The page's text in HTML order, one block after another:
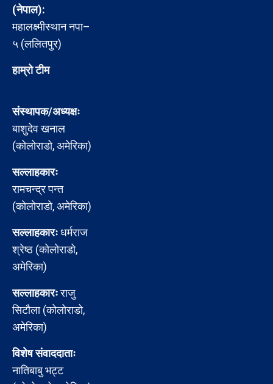
(नेपाल):
महालक्ष्मीस्थान नपा–
५ (ललितपुर)
हाम्रो टीम
संस्थापक/अध्यक्षः
बाशुदेव खनाल
(कोलोराडो, अमेरिका)
सल्लाहकारः
रामचन्द्र पन्त
(कोलोराडो, अमेरिका)
सल्लाहकारःधर्मराज
श्रेष्ठ (कोलोराडो,
अमेरिका)
सल्लाहकारःराजु
सिटौला (कोलोराडो,
अमेरिका)
विशेष संवाददाताः
नातिबाबु भट्ट